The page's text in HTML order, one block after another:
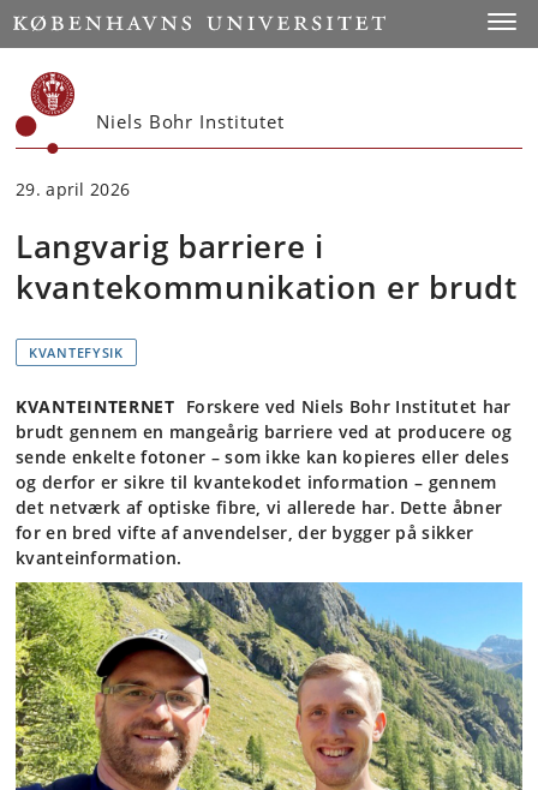
Start
Niels Bohr Institutet
29. april 2026
Langvarig barriere i
kvantekommunikation er brudt
KVANTEFYSIK
KVANTEINTERNET Forskere ved Niels Bohr Institutet har
brudt gennem en mangeårig barriere ved at producere og
sende enkelte fotoner – som ikke kan kopieres eller deles
og derfor er sikre til kvantekodet information – gennem
det netværk af optiske fibre, vi allerede har. Dette åbner
for en bred vifte af anvendelser, der bygger på sikker
kvanteinformation.